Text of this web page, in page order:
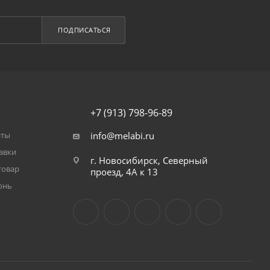
ПОДПИСАТЬСЯ
+7 (913) 798-96-89
info@melabi.ru
г. Новосибирск, Северный
проезд, 4А к 13